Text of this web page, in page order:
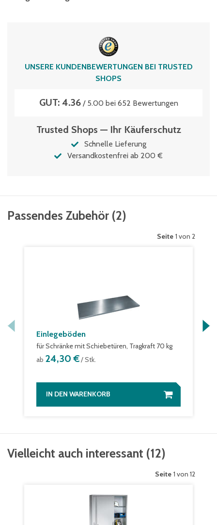
TÜV Thüringen
UNSERE KUNDENBEWERTUNGEN BEI TRUSTED
SHOPS
GUT: 4.36/ 5.00 bei 652 Bewertungen
Trusted Shops — Ihr Käuferschutz
Schnelle Lieferung
Versandkostenfrei ab 200 €
Passendes Zubehör (2)
Seite 1 von 2
Einlegeböden
für Schränke mit Schiebetüren, Tragkraft 70 kg
ab 24,30 €/ Stk.
IN DEN WARENKORB
Vielleicht auch interessant (12)
Seite 1 von 12